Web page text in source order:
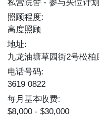
私营院舍
参与买位计划
照顾程度:
高度照顾
地址:
九龙油塘草园街2号松
电话号码:
3619 0822
每月基本收费:
$8,000 - $30,000